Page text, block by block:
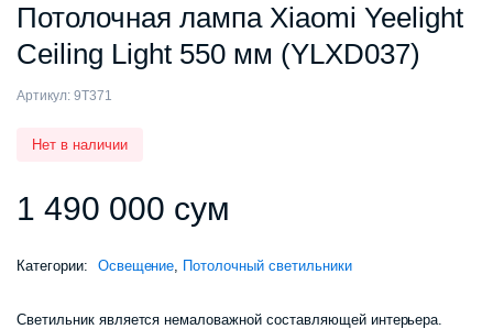
Потолочная лампа Xiaomi Yeelight
Ceiling Light 550 мм (YLXD037)
Артикул: 9T371
Нет в наличии
1 490 000 сум
Категории: Освещение, Потолочный светильники
Светильник является немаловажной составляющей интерьера.